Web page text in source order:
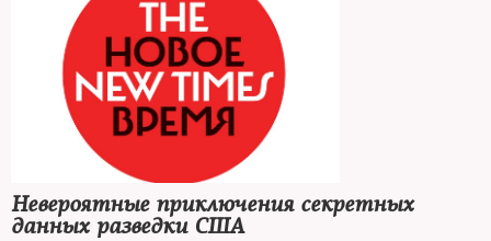
Невероятные приключения секретных
данных разведки США